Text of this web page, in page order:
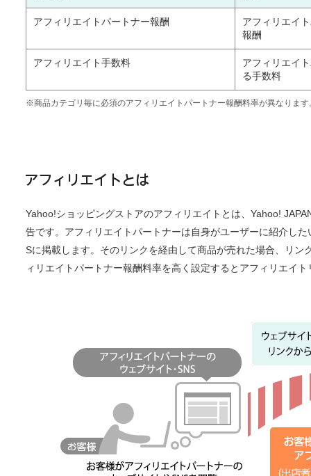
アフィリエイトパートナー報酬
アフィリエイ
報酬
アフィリエイト手数料
アフィリエイ
る手数料
※商品カテゴリ毎に必須のアフィリエイトパートナー報酬料率が異なります
Yahoo!ショッピングストアのアフィリエイトとは、Yahoo!
告です。アフィリエイトパートナーは自身がユーザーに紹介し
Sに掲載します。そのリンクを経由して商品が売れた場合、リ
ィリエイトパートナー報酬料率を高く設定するとアフィリエイ